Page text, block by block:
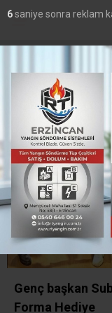
Etiket:
Genç başkan
Forma Hediye
5saniye sonra reklam